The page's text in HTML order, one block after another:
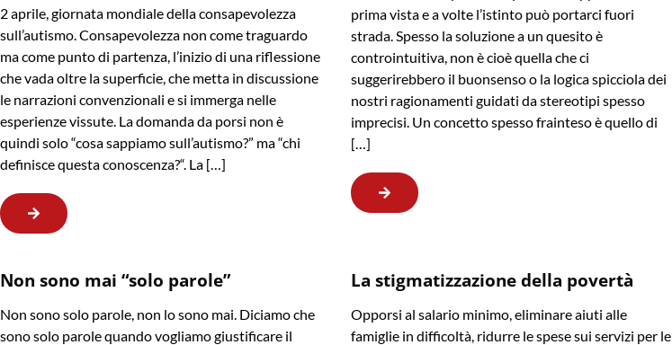
2 aprile, giornata mondiale della consapevolezza
sull’autismo. Consapevolezza non come traguardo
ma come punto di partenza, l’inizio di una riflessione
che vada oltre la superficie, che metta in discussione
le narrazioni convenzionali e si immerga nelle
esperienze vissute. La domanda da porsi non è
quindi solo “cosa sappiamo sull’autismo?” ma “chi
definisce questa conoscenza?“. La […]
prima vista e a volte l’istinto può portarci fuori
strada. Spesso la soluzione a un quesito è
controintuitiva, non è cioè quella che ci
suggerirebbero il buonsenso o la logica spicciola dei
nostri ragionamenti guidati da stereotipi spesso
imprecisi. Un concetto spesso frainteso è quello di
[…]
Non sono mai “solo parole”
Non sono solo parole, non lo sono mai. Diciamo che
sono solo parole quando vogliamo giustificare il
La stigmatizzazione della povertà
Opporsi al salario minimo, eliminare aiuti alle
famiglie in difficoltà, ridurre le spese sui servizi per le